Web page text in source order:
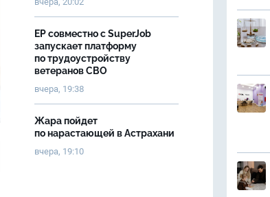
ЕР совместно с SuperJob
запускает платформу
по трудоустройству
ветеранов СВО
вчера, 19:38
Жара пойдет
по нарастающей в Астрахани
вчера, 19:10